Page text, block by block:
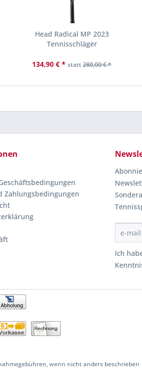
Head Radical MP 2023
Tennisschläger
134,90 € * statt280,00 € *
Zahlungsbedingungen
Ich
wenn nicht anders beschrieben